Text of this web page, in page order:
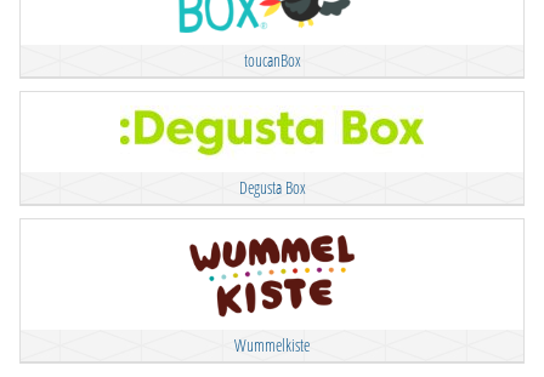
toucanBox
Degusta Box
Wummelkiste